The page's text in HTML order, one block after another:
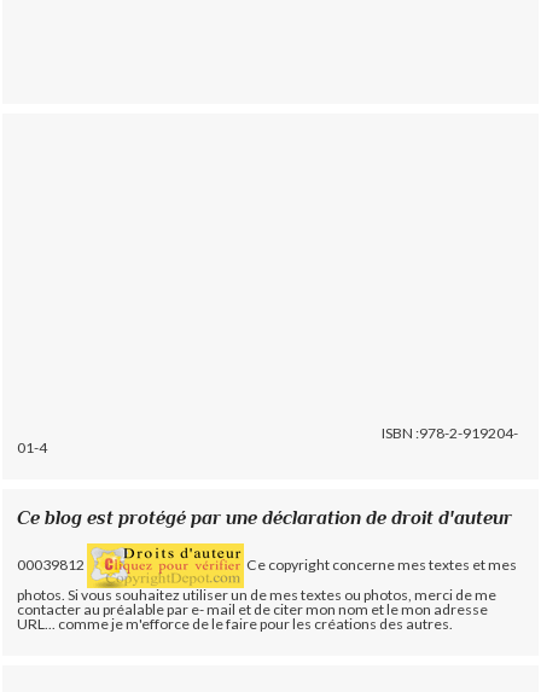
ISBN :978-2-919204-
01-4
Ce blog est protégé par une déclaration de droit d'auteur
00039812
Ce copyright concerne mes textes et mes
photos. Si vous souhaitez utiliser un de mes textes ou photos, merci de me
contacter au préalable par e- mail et de citer mon nom et le mon adresse
URL... comme je m'efforce de le faire pour les créations des autres.